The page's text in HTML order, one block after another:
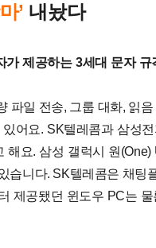
’ 내놨다
제공하는 3세대 문자
파일 전송, 그룹 대화, 읽
어요. SK텔레콤과 삼성
해요. 삼성 갤럭시 원
습니다. SK텔레콤은 채팅
제공됐던 윈도우 PC는